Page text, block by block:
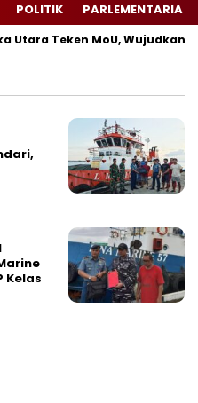
POLITIK PARLEMENTARIA
Utara Teken MoU, Wujudkan
Kelas